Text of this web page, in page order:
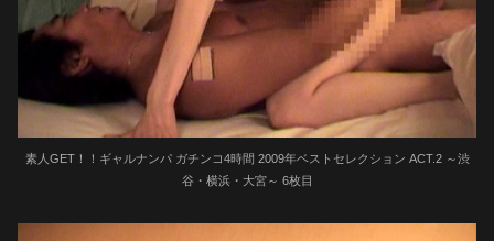
素人GET！！ギャルナンパ ガチンコ4時間 2009年ベストセレクション ACT.2 ～渋
谷・横浜・大宮～ 6枚目